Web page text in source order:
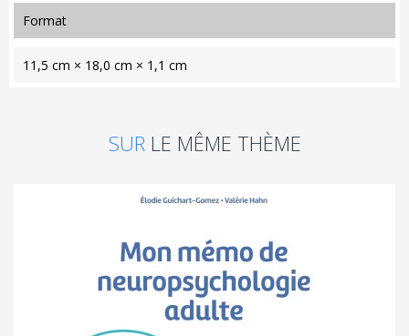
format
11,5 cm × 18,0 cm × 1,1 cm
SUR LE MÊME THÈME